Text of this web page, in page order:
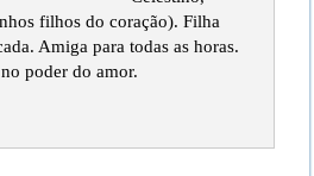
filhos do coração). Filha
Amiga para todas as horas.
poder do amor.